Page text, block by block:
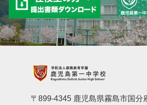
〒899-4345 鹿児島県霧島市国分